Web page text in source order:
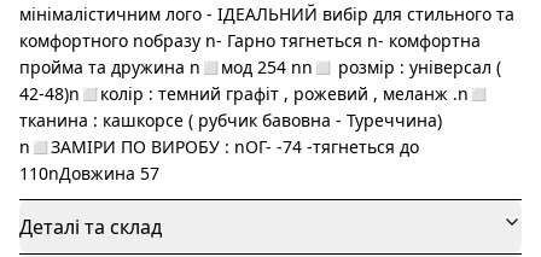
мінімалістичним лого - ІДЕАЛЬНИЙ вибір для стильного та
комфортного nобразу n- Гарно тягнеться n- комфортна
пройма та дружина n◻️мод 254 nn◻️ розмір : універсал (
42-48)n◻️колір : темний графіт , рожевий , меланж .n◻️
тканина : кашкорсе ( рубчик бавовна - Туреччина)
n◻️ЗАМІРИ ПО ВИРОБУ : nОГ- -74 -тягнеться до
110nДовжина 57
Деталі та склад